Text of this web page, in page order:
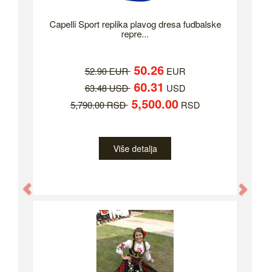
Capelli Sport replika plavog dresa fudbalske
repre...
52.90 EUR 50.26EUR
63.48 USD 60.31 USD
5,790.00 RSD 5,500.00RSD
Više detalja